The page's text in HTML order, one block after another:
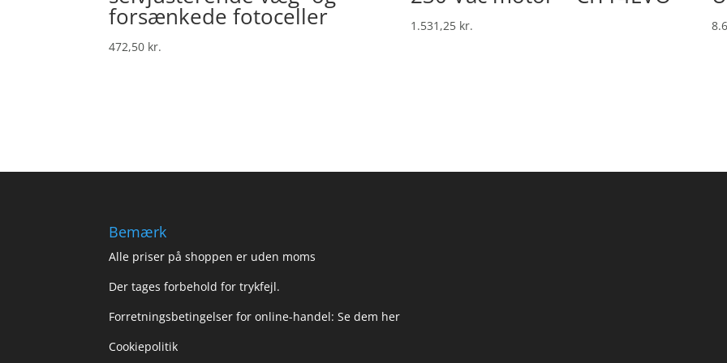
forsænkede fotoceller
472,50 kr.
1.531,25 kr.
Bemærk
Alle priser på shoppen er uden moms
Der tages forbehold for trykfejl.
Forretningsbetingelser for online-handel: Se dem her
Cookiepolitik